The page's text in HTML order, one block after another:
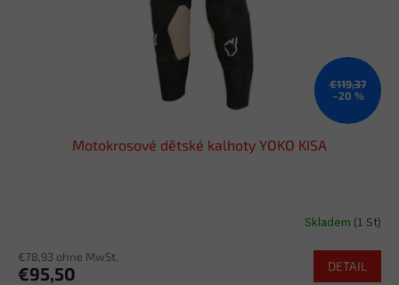
€119,37
–20 %
Motokrosové dětské kalhoty YOKO KISA
Skladem (1 St)
€78,93 ohne MwSt.
€95,50 DETAIL